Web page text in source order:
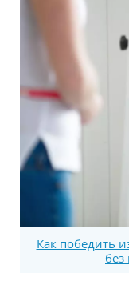
Как победить
без